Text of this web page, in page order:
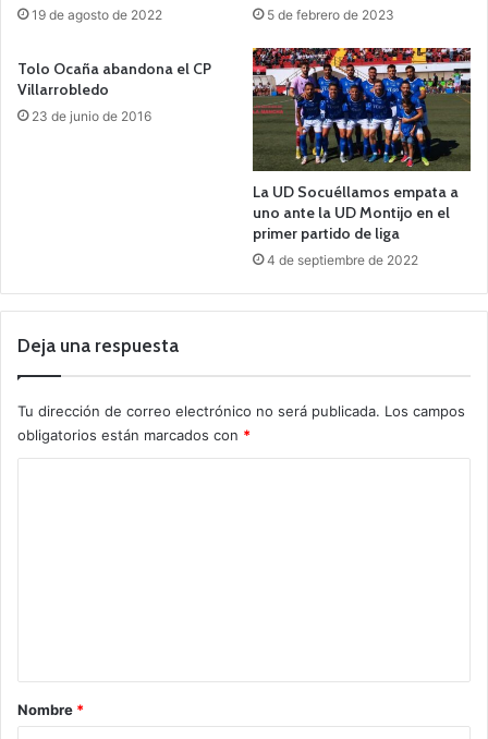
19 de agosto de 2022 5 de febrero de 2023
Tolo Ocaña abandona el CP
Villarrobledo
23 de junio de 2016
La UD Socuéllamos empata a
uno ante la UD Montijo en el
primer partido de liga
4 de septiembre de 2022
Deja una respuesta
Tu dirección de correo electrónico no será publicada. Los campos
obligatorios están marcados con *
rNombre *